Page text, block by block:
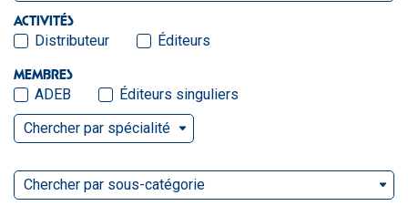
ACTIVITÉS
Distributeur Éditeurs
MEMBRES
ADEB
Éditeurs singuliers
Chercher par spécialité
Chercher par sous-catégorie